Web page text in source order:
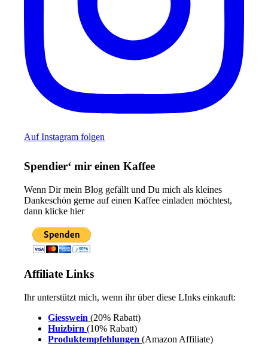
Auf Instagram folgen
Spendier‘ mir einen Kaffee
Wenn Dir mein Blog gefällt und Du mich als kleines
Dankeschön gerne auf einen Kaffee einladen möchtest,
dann klicke hier
Affiliate Links
Ihr unterstützt mich, wenn ihr über diese LInks einkauft:
Giesswein (20% Rabatt)
Huizbirn(10% Rabatt)
Produktempfehlungen(Amazon Affiliate)